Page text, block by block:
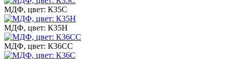
МДФ, цвет: К35С
МДФ, цвет: К35Н
МДФ, цвет: К36СС